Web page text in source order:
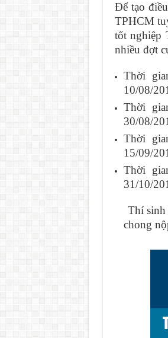
Để tạo
TPHCM
tốt nghiệp
nhiều đợt
Thời
10/08/
Thời
30/08/
Thời
15/09/
Thời
31/10/
Thí sinh
chong